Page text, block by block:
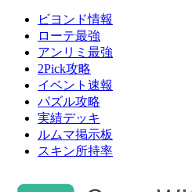
ビヨンド情報
ローテ最強
アンリミ最強
2Pick攻略
イベント速報
パズル攻略
実績デッキ
ルムマ掲示板
スキン所持率